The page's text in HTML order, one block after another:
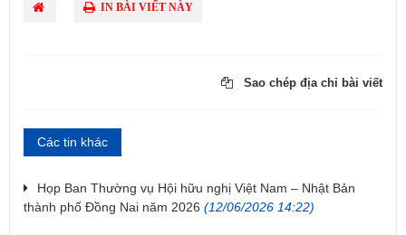
IN BÀI VIẾT NÀY
Sao chép địa chỉ bài viết
Các tin khác
Họp Ban Thường vụ Hội hữu nghị Việt Nam – Nhật Bản
thành phố Đồng Nai năm 2026 (12/06/2026 14:22)